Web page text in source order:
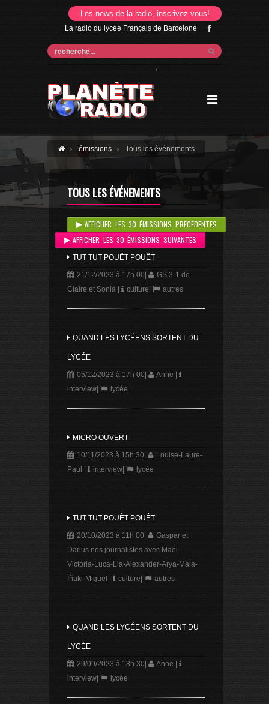
Les news de la radio, inscrivez-vous!
La radio du lycée Français de Barcelone
'
émissions Tous les événements
TOUS LES ÉVÉNEMENTS
AFFICHER LES 30 ÉMISSIONS PRÉCÉDENTES
AFFICHER LES 30 ÉMISSIONS SUIVANTES
TUT TUT POUÊT POUÊT
21/12/2023 à 17h 00
GS 3-1 de
Claire et Sonia| culture autres
QUAND LES LYCÉENS SORTENT DU
LYCÉE
05/12/2023 à 17h 00| Anne
interview| lycée
MICRO OUVERT
10/11/2023 à 15h 30
Louise-Laure-
Paul
interview| lycée
TUT TUT POUÊT POUÊT
20/10/2023 à 11h 00
Gaspar et
Darius nos journalistes avec Maël-
Victoria-Luca-Lia-Alexander-Arya-Maia-
Iñaki-Miguel
culture autres
QUAND LES LYCÉENS SORTENT DU
LYCÉE
29/09/2023 à 18h 30 Anne
interview| lycée